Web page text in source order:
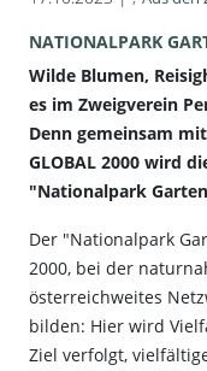
NATIONALPARK
Wilde Blumen,
es im Zweigverein
Denn gemeinsam
GLOBAL 2000 wird
"Nationalpark
Der "Nationalpark
2000, bei der
österreichweites
bilden: Hier wird
Ziel verfolgt,